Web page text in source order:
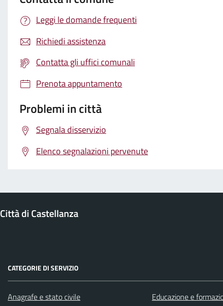
Leggi le domande frequenti
Richiedi assistenza
Contatta gli uffici comunali
Prenota appuntamento
Problemi in città
Segnala disservizio
Elenco segnalazioni pervenute
Città di Castellanza
CATEGORIE DI SERVIZIO
Anagrafe e stato civile
Educazione e